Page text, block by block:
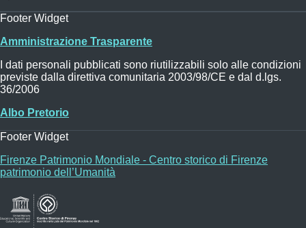
Footer Widget
Amministrazione Trasparente
I dati personali pubblicati sono riutilizzabili solo alle condizioni
previste dalla direttiva comunitaria 2003/98/CE e dal d.lgs.
36/2006
Albo Pretorio
Footer Widget
Firenze Patrimonio Mondiale - Centro storico di Firenze
patrimonio dell’Umanità